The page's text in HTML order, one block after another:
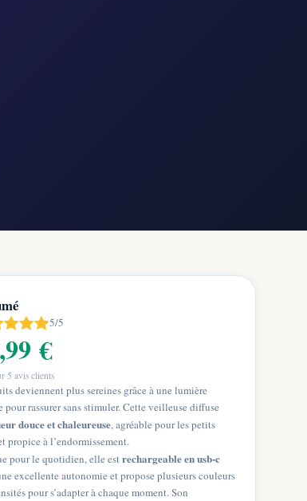
5/5
€
5 avis clients
deviennent plus sereines grâce à une lumière
pour rassurer sans stimuler. Cette veilleuse diffuse
douce et chaleureuse, agréable pour les petits
propice à l’endormissement.
pour le quotidien, elle estrechargeable en usb-c
excellente autonomie et propose plusieurs couleurs
pour s’adapter à chaque moment. Son